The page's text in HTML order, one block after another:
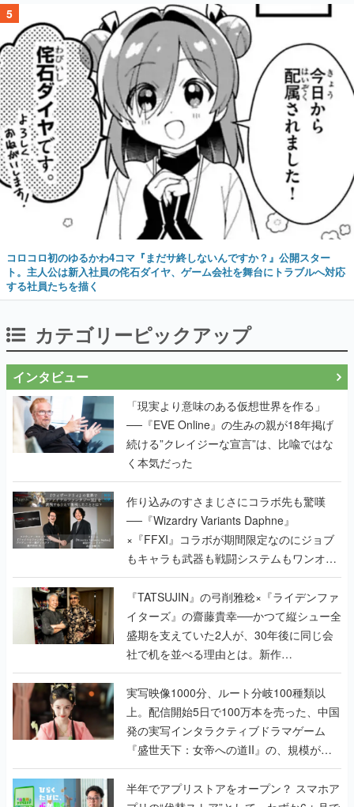
5
コロコロ初のゆるかわ4コマ『まだサ終しないんですか？』公開スター
ト。主人公は新入社員の侘石ダイヤ、ゲーム会社を舞台にトラブルへ対応
する社員たちを描く
カテゴリーピックアップ
インタビュー
「現実より意味のある仮想世界を作る」
──『EVE Online』の生みの親が18年掲げ
続ける”クレイジーな宣言”は、比喩ではな
く本気だった
作り込みのすさまじさにコラボ先も驚嘆
──『Wizardry Variants Daphne』
×『FFXI』コラボが期間限定なのにジョブ
もキャラも武器も戦闘システムもワンオフ
で作り込まれた理由を両ディレクターに聞
く
『TATSUJIN』の弓削雅稔×『ライデンファ
イターズ』の齋藤貴幸──かつて縦シュー全
盛期を支えていた2人が、30年後に同じ会
社で机を並べる理由とは。新作
『TATSUJIN EXTREME』で初タッグを組
んだレジェンド2人に訊く開発秘話
実写映像1000分、ルート分岐100種類以
上。配信開始5日で100万本を売った、中国
発の実写インタラクティブドラマゲーム
『盛世天下：女帝への道II』の、規模が違
うこだわりをプロデューサーに聞いた
半年でアプリストアをオープン？ スマホア